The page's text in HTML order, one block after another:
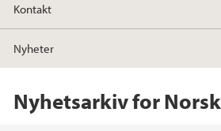
Kontakt
Nyheter
Nyhetsarkiv for